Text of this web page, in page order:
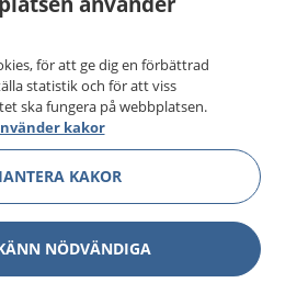
Visa
för att ge dig en förbättrad
statistik och för att viss
ska fungera på webbplatsen.
kakor
KAKOR
NÖDVÄNDIGA